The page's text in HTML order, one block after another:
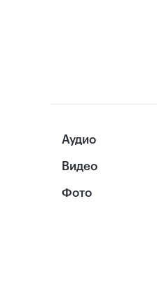
Аудио
Видео
Фото